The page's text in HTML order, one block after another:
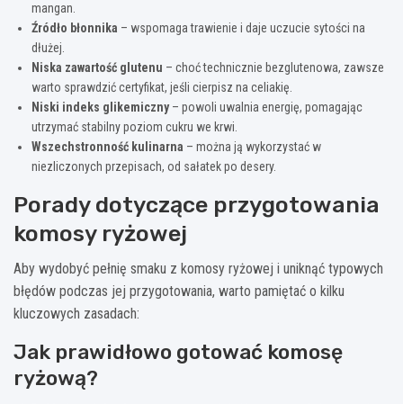
mangan.
Źródło błonnika – wspomaga trawienie i daje uczucie sytości na
dłużej.
Niska zawartość glutenu – choć technicznie bezglutenowa, zawsze
warto sprawdzić certyfikat, jeśli cierpisz na celiakię.
Niski indeks glikemiczny– powoli uwalnia energię, pomagając
utrzymać stabilny poziom cukru we krwi.
Wszechstronność kulinarna – można ją wykorzystać w
niezliczonych przepisach, od sałatek po desery.
Porady dotyczące przygotowania
komosy ryżowej
Aby wydobyć pełnię smaku z komosy ryżowej i uniknąć typowych
błędów podczas jej przygotowania, warto pamiętać o kilku
kluczowych zasadach:
Jak prawidłowo gotować komosę
ryżową?